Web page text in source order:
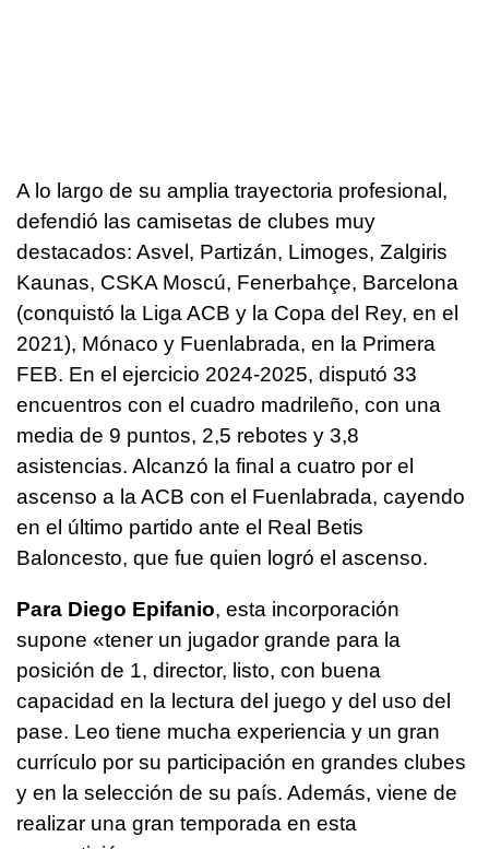
A lo largo de su amplia trayectoria profesional,
defendió las camisetas de clubes muy
destacados: Asvel, Partizán, Limoges, Zalgiris
Kaunas, CSKA Moscú, Fenerbahçe, Barcelona
(conquistó la Liga ACB y la Copa del Rey, en el
2021), Mónaco y Fuenlabrada, en la Primera
FEB. En el ejercicio 2024-2025, disputó 33
encuentros con el cuadro madrileño, con una
media de 9 puntos, 2,5 rebotes y 3,8
asistencias. Alcanzó la final a cuatro por el
ascenso a la ACB con el Fuenlabrada, cayendo
en el último partido ante el Real Betis
Baloncesto, que fue quien logró el ascenso.
Para Diego Epifanio, esta incorporación
supone «tener un jugador grande para la
posición de 1, director, listo, con buena
capacidad en la lectura del juego y del uso del
pase. Leo tiene mucha experiencia y un gran
currículo por su participación en grandes clubes
y en la selección de su país. Además, viene de
realizar una gran temporada en esta